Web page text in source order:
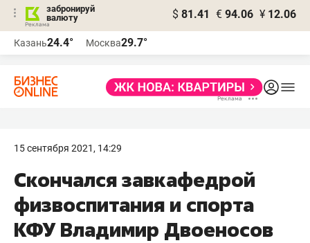
забронируй
валюту
$ 81.41 € 94.06 ¥ 12.06
Казань24.4° Москва29.7°
15 сентября 2021, 14:29
Скончался завкафедрой
физвоспитания и спорта
КФУ Владимир Двоеносов